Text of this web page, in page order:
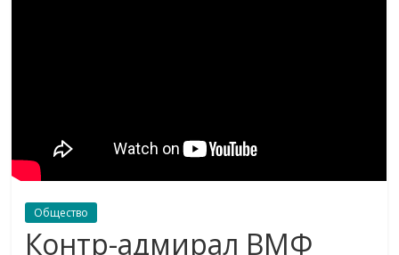
Общество
Контр-адмирал ВМФ